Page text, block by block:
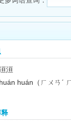
洹
huán（ㄏㄨㄢˊ ㄏ